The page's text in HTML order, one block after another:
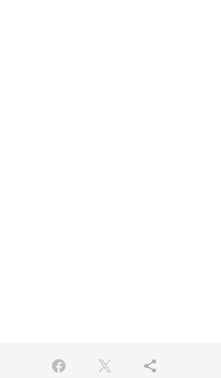
share